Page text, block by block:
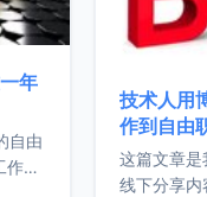
年
自由
。
技术人用
作到自由
这篇文章
线下分享